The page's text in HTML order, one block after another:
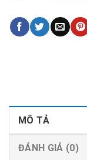
MÔ TẢ
ĐÁNH GIÁ (0)